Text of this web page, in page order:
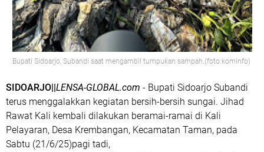
Bupati Sidoarjo, Subandi saat mengambil tumpukan sampah.(foto:kominfo)
SIDOARJO||LENSA-GLOBAL.com - Bupati Sidoarjo Subandi
terus menggalakkan kegiatan bersih-bersih sungai. Jihad
Rawat Kali kembali dilakukan beramai-ramai di Kali
Pelayaran, Desa Krembangan, Kecamatan Taman, pada
Sabtu (21/6/25)pagi tadi,